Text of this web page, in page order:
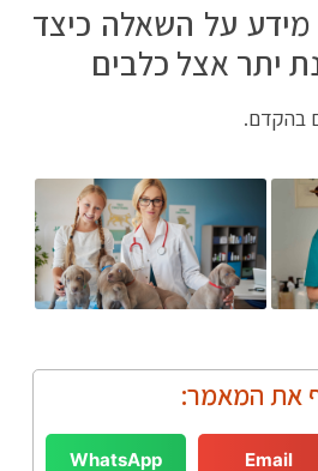
מידע על השאלה כיצד
יתר אצל כלבים
בהקדם.
את המאמר:
Email
WhatsApp